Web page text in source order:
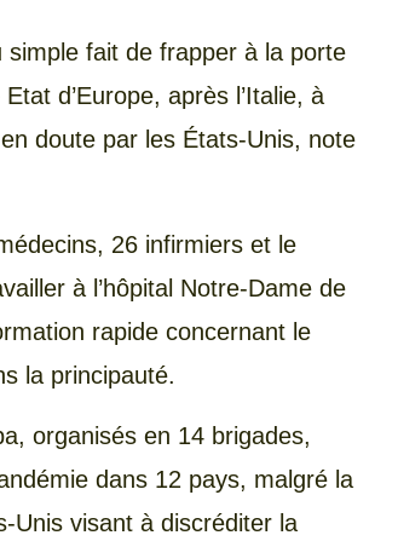
simple fait de frapper à la porte
d’Europe, après l’Italie, à
doute par les États-Unis, note
26 infirmiers et le
à l’hôpital Notre-Dame de
rapide concernant le
la principauté.
organisés en 14 brigades,
dans 12 pays, malgré la
Unis visant à discréditer la